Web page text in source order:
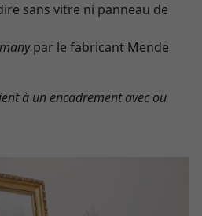
sans vitre ni panneau de
par le fabricant Mende
à un encadrement avec ou